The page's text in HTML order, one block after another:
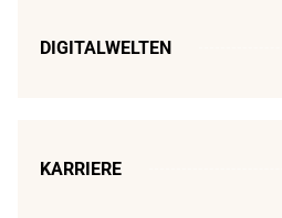
DIGITALWELTEN
KARRIERE